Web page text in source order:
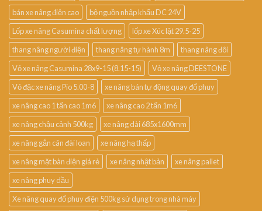
bán xe nâng điện cao
bộ nguồn nhập khẩu DC 24V
Lốp xe nâng Casumina chất lượng
lốp xe Xúc lật 29.5-25
thang nâng người điện
thang nâng tự hành 8m
thang nâng đôi
Vỏ xe nâng Casumina 28x9-15 (8.15-15)
Vỏ xe nâng DEESTONE
Vỏ đặc xe nâng Pio 5.00-8
xe nâng bán tự động quay đổ phuy
xe nâng cao 1 tấn cao 1m6
xe nâng cao 2 tấn 1m6
xe nâng chậu cảnh 500kg
xe nâng dài 685x1600mm
xe nâng gắn cân đài loan
xe nâng hạ thấp
xe nâng mặt bàn điện giá rẻ
xe nâng nhật bản
xe nâng pallet
xe nâng phuy dầu
Xe nâng quay đổ phuy điện 500kg sử dụng trong nhà máy